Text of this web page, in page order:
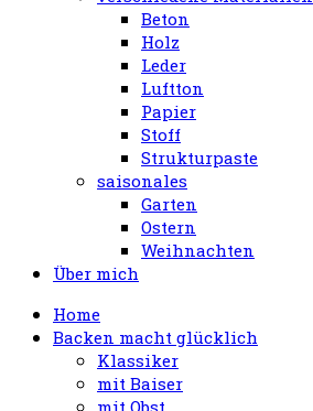
Beton
Holz
Leder
Luftton
Papier
Stoff
Strukturpaste
saisonales
Garten
Ostern
Weihnachten
Über mich
Home
Backen macht glücklich
Klassiker
mit Baiser
mit Obst